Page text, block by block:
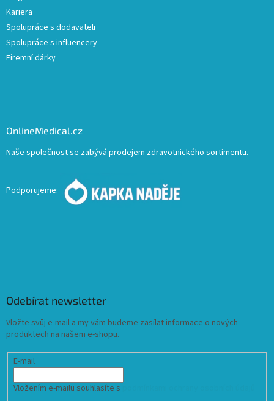
Kariera
Spolupráce s dodavateli
Spolupráce s influencery
Firemní dárky
OnlineMedical.cz
Naše společnost se zabývá prodejem zdravotnického sortimentu.
Podporujeme:
Odebírat newsletter
Vložte svůj e-mail a my vám budeme zasílat informace o nových
produktech na našem e-shopu.
E-mail
Vložením e-mailu souhlasíte s